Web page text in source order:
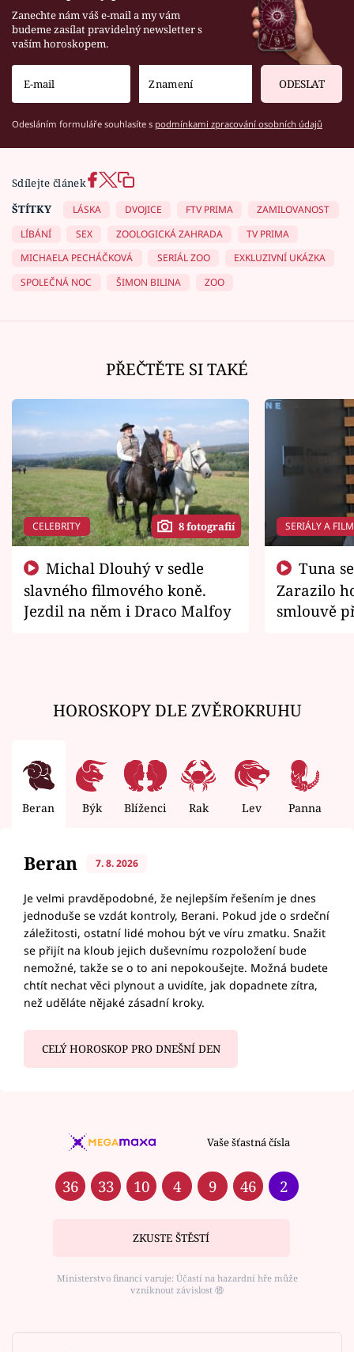
Zanechte nám váš e-mail a my vám
budeme zasílat pravidelný newsletter s
vaším horoskopem.
ODESLAT
Odesláním formuláře souhlasíte s podmínkami zpracování osobních údajů
Sdílejte článek
ŠTÍTKY
LÁSKA DVOJICE FTV PRIMA
ZAMILOVANOST
LÍBÁNÍ
SEX ZOOLOGICKÁ ZAHRADA
TV PRIMA
MICHAELA PECHÁČKOVÁ
SERIÁL ZOO
EXKLUZIVNÍ UKÁZKA
SPOLEČNÁ NOC
ŠIMON BILINA ZOO
PŘEČTĚTE SI TAKÉ
CELEBRITY 8 fotografií
slavného filmového koně.
Jezdil na něm i Draco Malfoy
SERIÁLY A
Zarazilo
smlouvě
HOROSKOPY DLE ZVĚROKRUHU
Beran Býk Blíženci Rak Lev Panna
Beran 7. 8. 2026
Je velmi pravděpodobné, že nejlepším řešením je dnes
jednoduše se vzdát kontroly, Berani. Pokud jde o srdeční
záležitosti, ostatní lidé mohou být ve víru zmatku. Snažit
se přijít na kloub jejich duševnímu rozpoložení bude
nemožné, takže se o to ani nepokoušejte. Možná budete
chtít nechat věci plynout a uvidíte, jak dopadnete zítra,
než uděláte nějaké zásadní kroky.
CELÝ HOROSKOP PRO DNEŠNÍ DEN
Vaše šťastná čísla
36 33 10 4 9 46 2
ZKUSTE ŠTĚSTÍ
Ministerstvo financí varuje: Účastí na hazardní hře může
vzniknout závislost ⑱